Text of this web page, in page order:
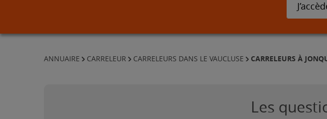
ANNUAIRE CARRELEUR CARRELEURS DANS LE VAUCLUSE CARRELEURS À
Les